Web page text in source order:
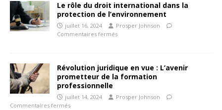
Le rôle du droit international dans la
protection de l’environnement
juillet 16, 2024
Prosper Johnson
Commentaires fermés
Révolution juridique en vue : L’avenir
prometteur de la formation
professionnelle
juillet 14, 2024
Prosper Johnson
Commentaires fermés